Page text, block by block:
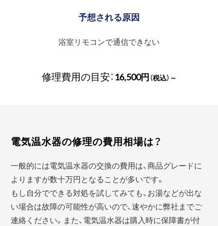
予想される原因
浴室リモコンで通信できない
修理費用の目安：16,500円（税込）～
電気温水器の修理の費用相場は？
一般的には電気温水器の交換の費用は、商品グレードに
よりますが数十万円となることが多いです。
もし自分でできる対処を試してみても、お湯などが出な
い場合は故障の可能性が高いので、速やかに弊社までご
連絡ください。また、電気温水器は購入時に保障書が付